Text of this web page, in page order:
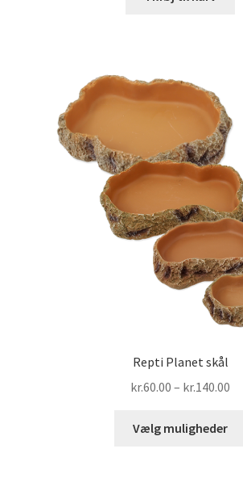
Repti Planet skål
kr.60.00 – kr.140.00
Vælg muligheder